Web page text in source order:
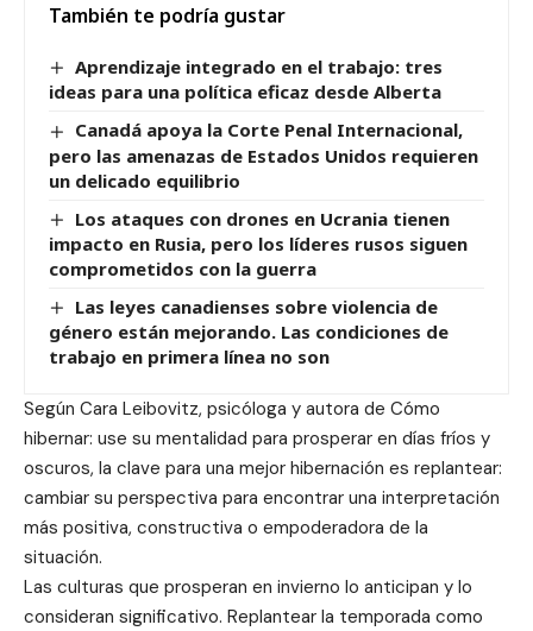
También te podría gustar
Aprendizaje integrado en el trabajo: tres
ideas para una política eficaz desde Alberta
Canadá apoya la Corte Penal Internacional,
pero las amenazas de Estados Unidos requieren
un delicado equilibrio
Los ataques con drones en Ucrania tienen
impacto en Rusia, pero los líderes rusos siguen
comprometidos con la guerra
Las leyes canadienses sobre violencia de
género están mejorando. Las condiciones de
trabajo en primera línea no son
Según Cara Leibovitz, psicóloga y autora de Cómo
hibernar: use su mentalidad para prosperar en días fríos y
oscuros, la clave para una mejor hibernación es replantear:
cambiar su perspectiva para encontrar una interpretación
más positiva, constructiva o empoderadora de la
situación.
Las culturas que prosperan en invierno lo anticipan y lo
consideran significativo. Replantear la temporada como